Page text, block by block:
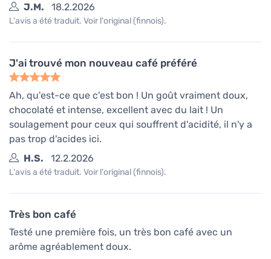
J.M.
18.2.2026
L'avis a été traduit. Voir l'original (finnois).
J'ai trouvé mon nouveau café préféré
Ah, qu'est-ce que c'est bon ! Un goût vraiment doux,
chocolaté et intense, excellent avec du lait ! Un
soulagement pour ceux qui souffrent d'acidité, il n'y a
pas trop d'acides ici.
H.S.
12.2.2026
L'avis a été traduit. Voir l'original (finnois).
Très bon café
Testé une première fois, un très bon café avec un
arôme agréablement doux.